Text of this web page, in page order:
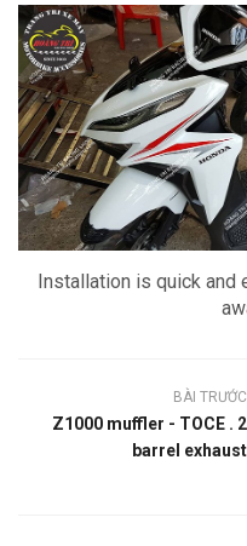
Installation is quick and
BÀI TRƯỚC
Z1000 muffler - TOCE . 2
barrel exhaust